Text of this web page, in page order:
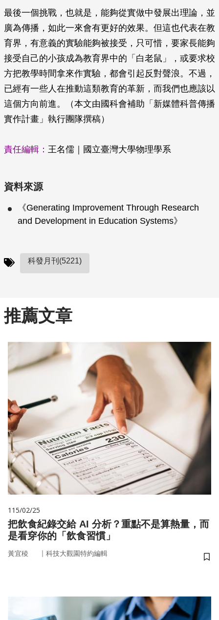
最後一個挑戰，也就是，能夠從實做中發展出理論，並
廣為傳播，如此一來會有更好的效果。但這也代表在教
育界，有意義的實驗能夠被接受，只可惜，要家長能夠
接受自己的小孩成為教育界中的「白老鼠」，或要求校
方把教學時間拿來作實驗，都會引起反對聲浪。不過，
已經有一些人在推動這類教育的革新，而我們也應該以
這個方向前進。（本文由國科會補助「新媒體科普傳播
實作計畫」執行團隊撰稿）
責任編輯： 王名儒｜國立臺灣大學物理學系
資料來源
《Generating Improvement Through Research
and Development in Education Systems》
科發月刊(5221)
推薦文章
115/02/25
把飲食紀錄交給 AI 分析？重點不是算熱量，而
是看穿你的「飲食習慣」
黃宜稜 ｜ 科技大觀園特約編輯
儲